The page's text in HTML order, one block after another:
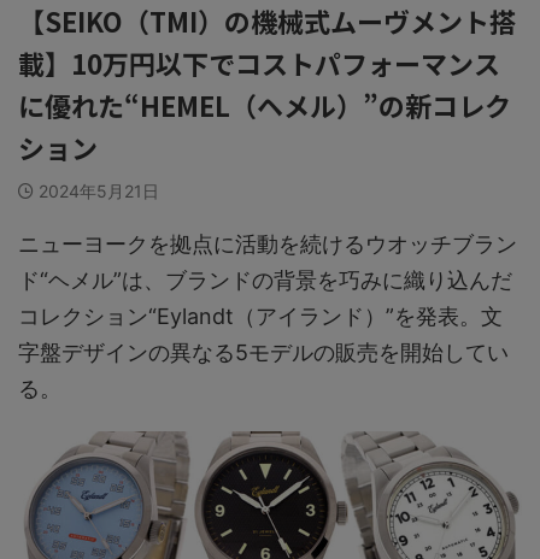
【SEIKO（TMI）の機械式ムーヴメント搭
載】10万円以下でコストパフォーマンス
に優れた“HEMEL（ヘメル）”の新コレク
ション
2024年5月21日
ニューヨークを拠点に活動を続けるウオッチブラン
ド“ヘメル”は、ブランドの背景を巧みに織り込んだ
コレクション“Eylandt（アイランド）”を発表。文
字盤デザインの異なる5モデルの販売を開始してい
る。